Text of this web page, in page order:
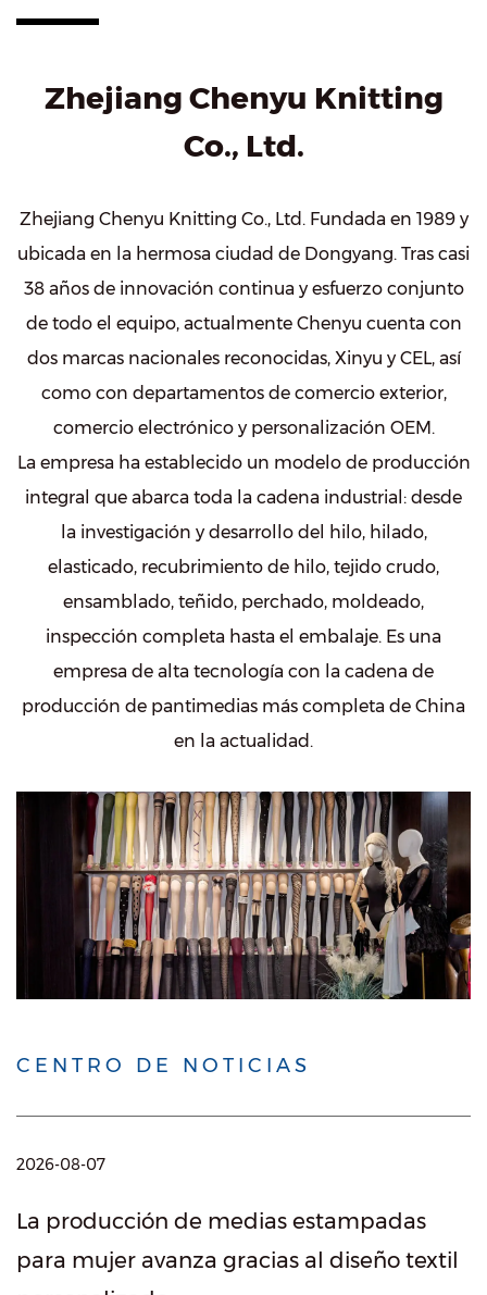
Zhejiang Chenyu Knitting
Co., Ltd.
Zhejiang Chenyu Knitting Co., Ltd. Fundada en 1989 y
ubicada en la hermosa ciudad de Dongyang. Tras casi
38 años de innovación continua y esfuerzo conjunto
de todo el equipo, actualmente Chenyu cuenta con
dos marcas nacionales reconocidas, Xinyu y CEL, así
como con departamentos de comercio exterior,
comercio electrónico y personalización OEM.
La empresa ha establecido un modelo de producción
integral que abarca toda la cadena industrial: desde
la investigación y desarrollo del hilo, hilado,
elasticado, recubrimiento de hilo, tejido crudo,
ensamblado, teñido, perchado, moldeado,
inspección completa hasta el embalaje. Es una
empresa de alta tecnología con la cadena de
producción de pantimedias más completa de China
en la actualidad.
CENTRO DE NOTICIAS
2026-08-07
La producción de medias estampadas
para mujer avanza gracias al diseño textil